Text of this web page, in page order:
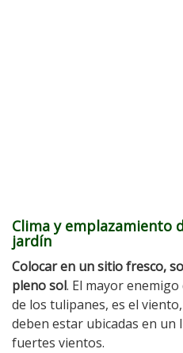
Clima y emplazamiento
jardín
Colocar en un sitio fresco,
pleno sol. El mayor
de los tulipanes, es el
deben estar ubicadas en
fuertes vientos.